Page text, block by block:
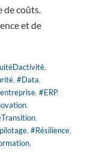
de coûts.
et de
,
, #Data,
, #ERP,
,
,
, #Résilience,
,